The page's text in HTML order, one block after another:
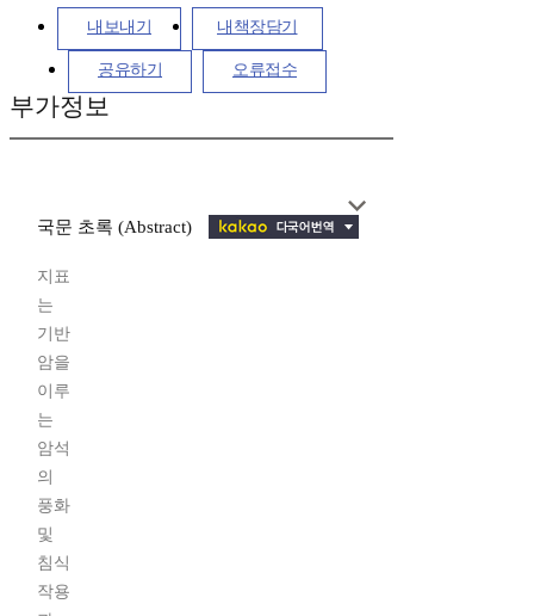
내보내기 내책장담기
공유하기 오류접수
부가정보
국문 초록 (Abstract)
지표
는
기반
암을
이루
는
암석
의
풍화
및
침식
작용